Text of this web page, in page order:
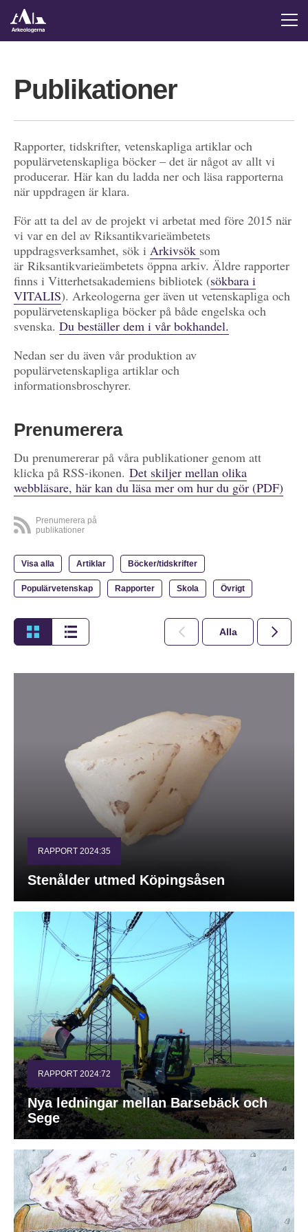
Publikationer
Rapporter, tidskrifter, vetenskapliga artiklar och
populärvetenskapliga böcker – det är något av allt vi
producerar. Här kan du ladda ner och läsa rapporterna
när uppdragen är klara.
För att ta del av de projekt vi arbetat med före 2015 när
vi var en del av Riksantikvarieämbetets
uppdragsverksamhet, sök i Arkivsök som
är Riksantikvarieämbetets öppna arkiv. Äldre rapporter
finns i Vitterhetsakademiens bibliotek (sökbara i
VITALIS). Arkeologerna ger även ut vetenskapliga och
populärvetenskapliga böcker på både engelska och
svenska. Du beställer dem i vår bokhandel.
Nedan ser du även vår produktion av
populärvetenskapliga artiklar och
informationsbroschyrer.
Prenumerera
Du prenumererar på våra publikationer genom att
klicka på RSS-ikonen. Det skiljer mellan olika
webbläsare, här kan du läsa mer om hur du gör (PDF)
Prenumerera på
publikationer
Visa alla Artiklar Böcker/tidskrifter
Populärvetenskap Rapporter Skola Övrigt
Alla 2026
RAPPORT 2024:35
Stenålder utmed Köpingsåsen
RAPPORT 2024:72
Nya ledningar mellan Barsebäck och
Sege